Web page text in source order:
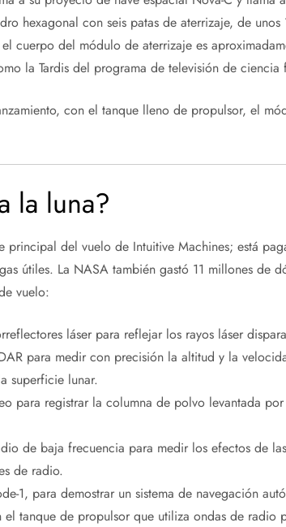
hexagonal con seis patas de aterrizaje, de
cuerpo del módulo de aterrizaje es
la Tardis del programa de televisión de
con el tanque lleno de propulsor, el
la luna?
principal del vuelo de Intuitive Machines; está
útiles. La NASA también gastó 11 millones de
vuelo:
láser para reflejar los rayos láser
para medir con precisión la altitud y la
superficie lunar.
para registrar la columna de polvo levantada
de baja frecuencia para medir los efectos de
de radio.
1, para demostrar un sistema de navegación
el tanque de propulsor que utiliza ondas de